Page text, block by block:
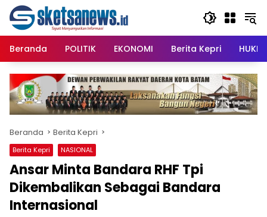
content
Langsung
konten
Beranda
POLITIK EKONOMI Berita Kepri
Beranda Berita Kepri
Berita Kepri NASIONAL
Ansar Minta Bandara RHF Tpi
Dikembalikan Sebagai Bandara
Internasional